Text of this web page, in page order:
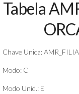
Tabela
Chave Unica:
Modo: C
Modo Unid.: E